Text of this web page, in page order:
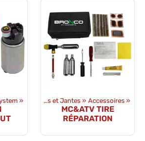
‪» Pneus et Jantes ‪» Accessoires ‪»
MC&ATV TIRE
RÉPARATION